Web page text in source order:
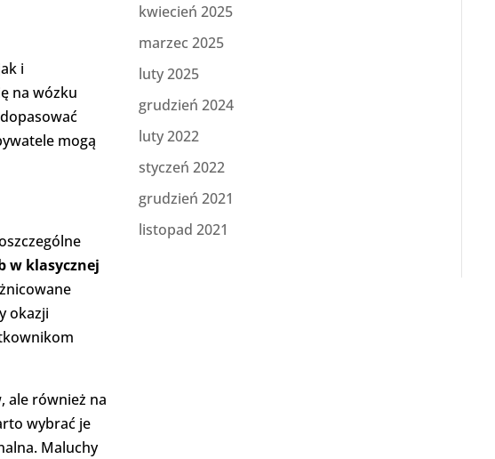
i
na wózku
mogą
w klasycznej
okazji
ale również na
wybrać je
Maluchy
kwiecień 2025
marzec 2025
luty 2025
grudzień 2024
luty 2022
styczeń 2022
grudzień 2021
listopad 2021